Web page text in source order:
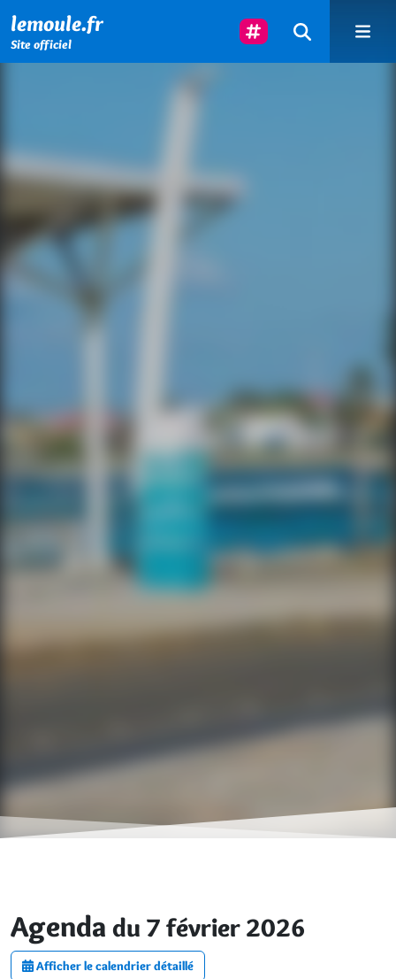
lemoule.fr
Site officiel
Suivez-Nous
Agenda du 7 février 2026
Afficher le calendrier détaillé